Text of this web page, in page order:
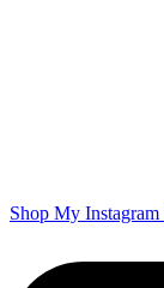
Shop My Instagram